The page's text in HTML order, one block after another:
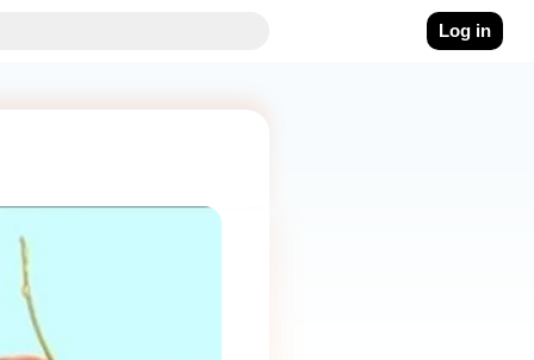
Log in